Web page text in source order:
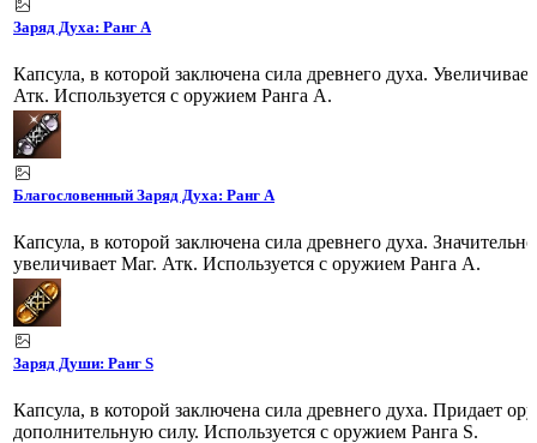
Заряд Духа: Ранг A
Капсула, в которой заключена сила древнего духа.
Атк. Используется с оружием Ранга A.
Благословенный Заряд Духа: Ранг A
Капсула, в которой заключена сила древнего духа. Значительно
увеличивает Маг. Атк. Используется с оружием Ранга A.
Заряд Души: Ранг S
Капсула, в которой заключена сила древнего духа. Придает
дополнительную силу. Используется с оружием Ранга S.